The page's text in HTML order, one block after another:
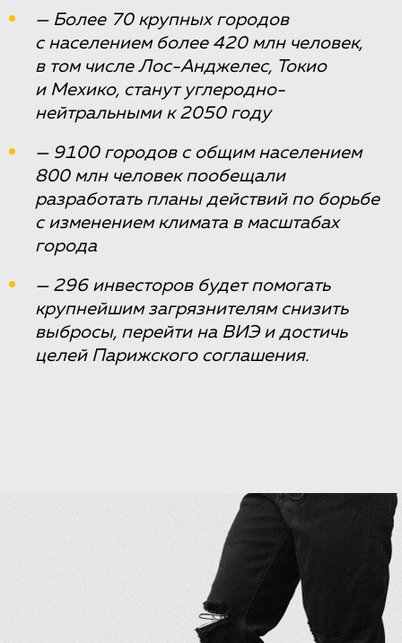
— Более 70 крупных городов
с населением более 420 млн человек,
в том числе Лос-Анджелес, Токио
и Мехико, станут углеродно-
нейтральными к 2050 году
— 9100 городов с общим населением
800 млн человек пообещали
разработать планы действий по борьбе
с изменением климата в масштабах
города
— 296 инвесторов будет помогать
крупнейшим загрязнителям снизить
выбросы, перейти на ВИЭ и достичь
целей Парижского соглашения.